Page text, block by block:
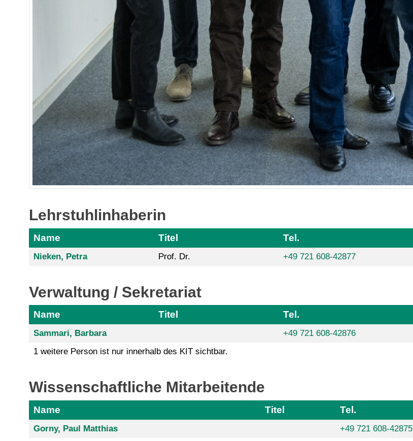
Lehrstuhlinhaberin
Name Titel Tel.
Nieken, Petra Prof. Dr. +49 721 608-42877
Verwaltung / Sekretariat
Name Titel Tel.
Sammari, Barbara +49 721 608-42876
1 weitere Person ist nur innerhalb des KIT sichtbar.
Wissenschaftliche Mitarbeitende
Name Titel Tel.
Gorny, Paul Matthias +49 721 608-42875